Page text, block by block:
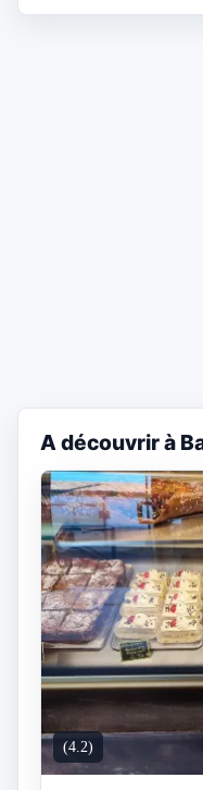
A découvrir à
(4.2)